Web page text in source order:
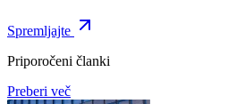
Spremljajte
Priporočeni članki
Preberi več